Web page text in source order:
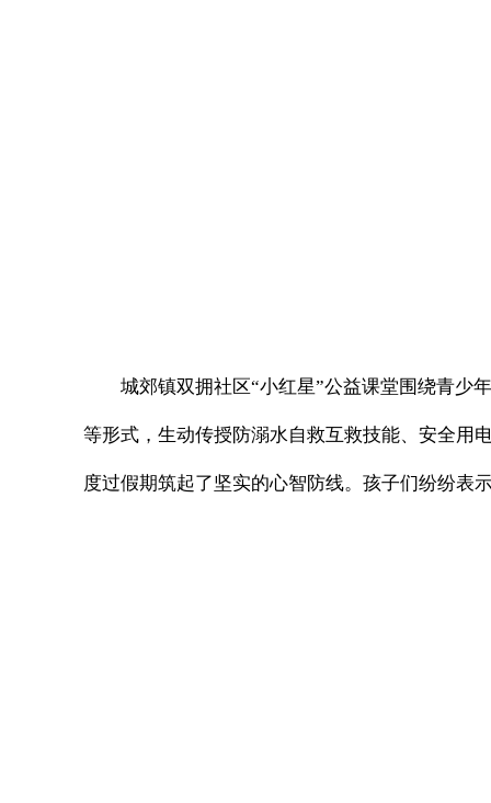
城郊镇双拥社区“小红星”公益课堂围绕青少
等形式，生动传授防溺水自救互救技能、安全用
度过假期筑起了坚实的心智防线。孩子们纷纷表